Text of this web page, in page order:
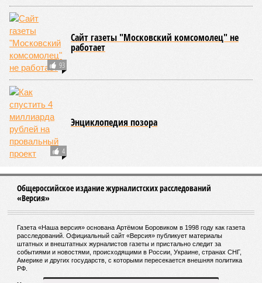
93
Сайт газеты "Московский комсомолец" не
работает
4
Энциклопедия позора
Общероссийское издание журналистских расследований
«Версия»
Газета «Наша версия» основана Артёмом Боровиком в 1998 году как газета
расследований. Официальный сайт «Версия» публикует материалы
штатных и внештатных журналистов газеты и пристально следит за
событиями и новостями, происходящими в России, Украине, странах СНГ,
Америке и других государств, с которыми пересекается внешняя политика
РФ.